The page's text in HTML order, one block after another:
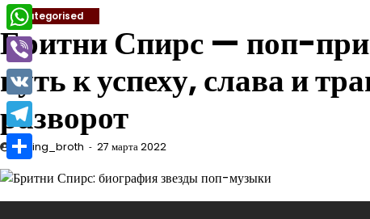
Uncategorised
Бритни Спирс — поп-
путь к успеху, слава и
разворот
mining_broth 27 марта 2022
Odnoklassniki
WhatsApp
Viber
VK
Telegram
Отправить